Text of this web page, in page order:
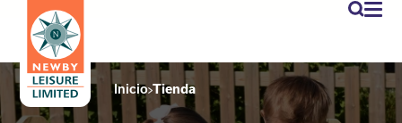
Mi
Inicio Tienda